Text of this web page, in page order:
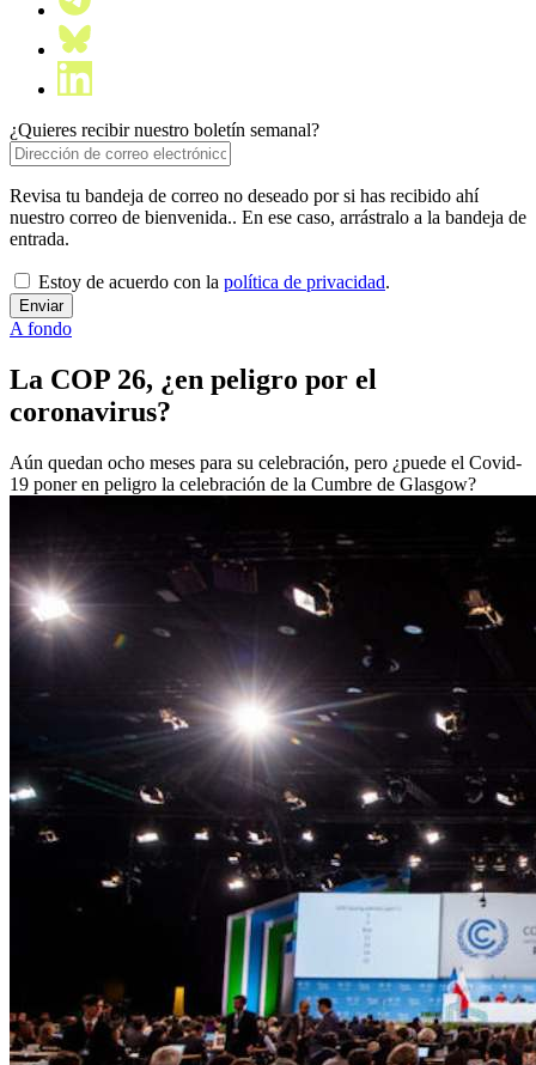
¿Quieres recibir nuestro boletín semanal?
Revisa tu bandeja de correo no deseado por si has recibido ahí
nuestro correo de bienvenida.. En ese caso, arrástralo a la bandeja de
entrada.
Estoy de acuerdo con la política de privacidad.
A fondo
La COP 26, ¿en peligro por el
coronavirus?
Aún quedan ocho meses para su celebración, pero ¿puede el Covid-
19 poner en peligro la celebración de la Cumbre de Glasgow?